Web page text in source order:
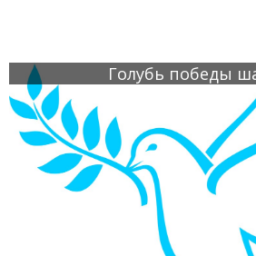
Голубь победы